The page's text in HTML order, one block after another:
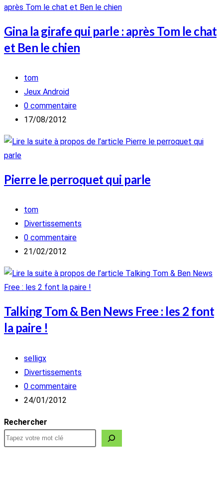
Gina la girafe qui parle : après Tom le chat
et Ben le chien
Auteur/autrice
de
la
publication :
tom
Post
category:
Jeux Android
Commentaires
de
publication :
0 commentaire
Publication
17/08/2012
Pierre le perroquet qui parle
Auteur/autrice
de
la
publication :
tom
Post
category:
Divertissements
Commentaires
de
publication :
0 commentaire
Publication
21/02/2012
Talking Tom & Ben News Free : les 2 font
la paire !
Auteur/autrice
de
la
publication :
selligx
Post
category:
Divertissements
Commentaires
de
publication :
0 commentaire
Publication
24/01/2012
Rechercher